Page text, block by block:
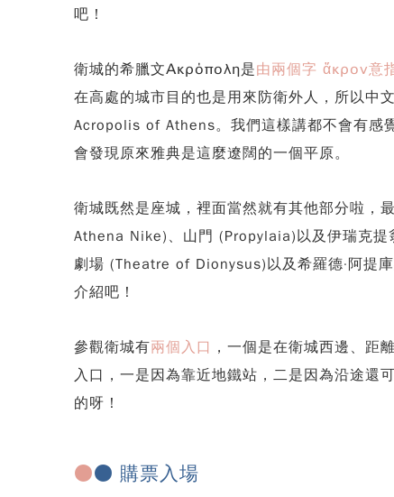
吧！
衛城的希臘文Ακρόπολη是由兩個字 ἄκρον意
在高處的城市目的也是用來防衛外人，所以中
Acropolis of Athens。我們這樣講都不會有感
會發現原來雅典是這麼遼闊的一個平原。
衛城既然是座城，裡面當然就有其他部分啦，
Athena Nike)、山門 (Propylaia)以及伊瑞克提
劇場 (Theatre of Dionysus)以及希羅德·阿提
介紹吧！
參觀衛城有兩個入口 ，一個是在衛城西邊、距
入口，一是因為靠近地鐵站，二是因為沿途還
的呀！
●● 購票入場